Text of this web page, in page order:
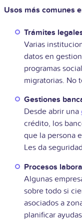
Usos más comunes
Trámites
Varias
datos en
programas
migratorias. No
Gestiones
Desde abrir una
crédito, los
que la persona
Les da
Procesos
Algunas
sobre todo si
asociados a
planificar